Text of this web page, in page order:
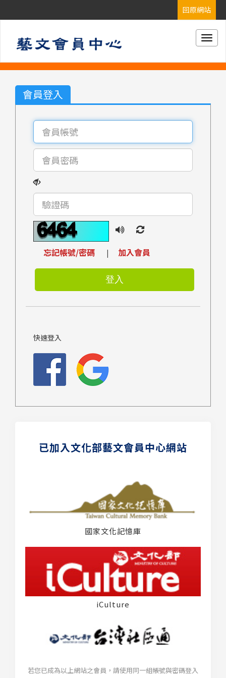
會員登入
忘記帳號/密碼 | 加入會員
快速登入
已加入文化部藝文會員中心網站
國家文化記憶庫
iCulture
若您已成為以上網站之會員，請使用同一組帳號與密碼登入